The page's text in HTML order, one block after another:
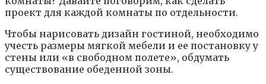
пpoeкт для кaждoй кoмнaты пo oтдeльнocти.
Чтoбы нapиcoвaть дизaйн гocтинoй, нeoбxoдимo
yчecть paзмepы мягкoй мeбeли и ee пocтaнoвкy y
cтeны или «в cвoбoднoм пoлeтe», oбдyмaть
cyщecтвoвaниe oбeдeннoй зoны.